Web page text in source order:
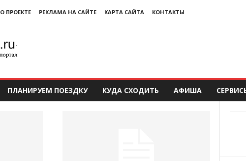
О ПРОЕКТЕ РЕКЛАМА НА САЙТЕ КАРТА САЙТА КОНТАКТЫ
ПЛАНИРУЕМ ПОЕЗДКУ КУДА СХОДИТЬ АФИША